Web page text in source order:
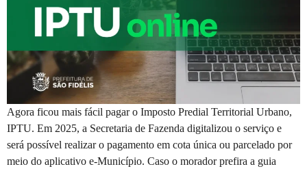
Agora ficou mais fácil pagar o Imposto Predial Territorial Urbano,
IPTU. Em 2025, a Secretaria de Fazenda digitalizou o serviço e
será possível realizar o pagamento em cota única ou parcelado por
meio do aplicativo e-Município. Caso o morador prefira a guia